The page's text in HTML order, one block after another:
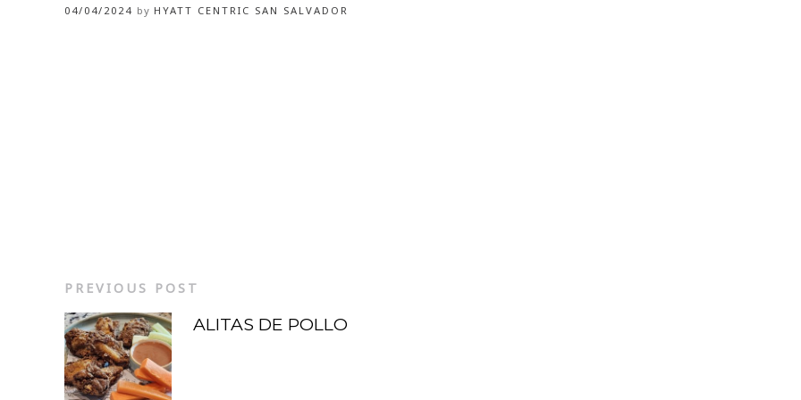
04/04/2024 by HYATT CENTRIC SAN SALVADOR
PREVIOUS POST
ALITAS DE POLLO